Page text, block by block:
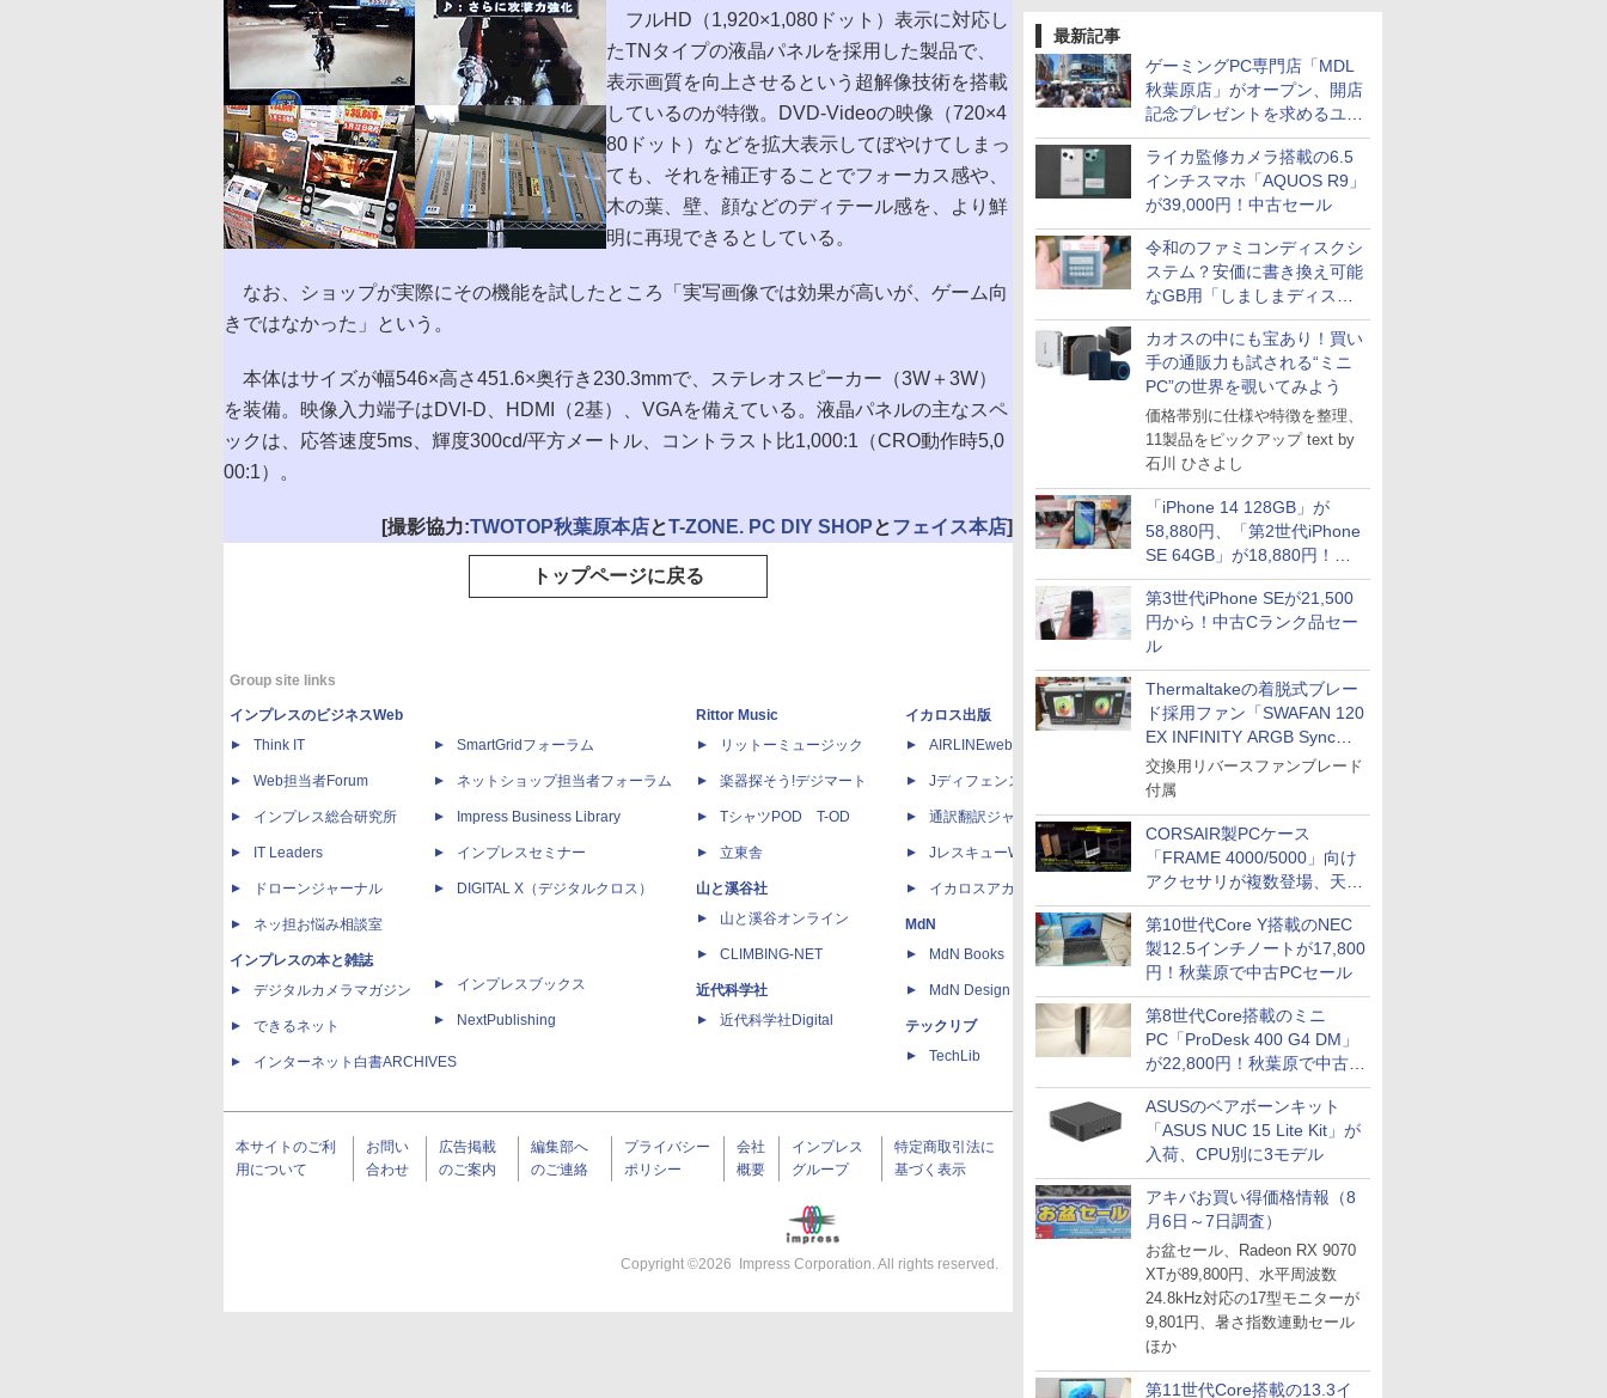
最新記事
ゲーミングPC専門店「MDL
秋葉原店」がオープン、開店
記念プレゼントを求めるユー
ザーが押し寄せ長蛇の列に
ライカ監修カメラ搭載の6.5
インチスマホ「AQUOS R9」
が39,000円！中古セール
令和のファミコンディスクシ
ステム？安価に書き換え可能
なGB用「しましまディスク
システム」
カオスの中にも宝あり！買い
手の通販力も試される“ミニ
PC”の世界を覗いてみよう
価格帯別に仕様や特徴を整理、
11製品をピックアップ text by
石川 ひさよし
「iPhone 14 128GB」が
58,880円、「第2世代iPhone
SE 64GB」が18,880円！中
古Bランク品セール
第3世代iPhone SEが21,500
円から！中古Cランク品セー
ル
Thermaltakeの着脱式ブレー
ド採用ファン「SWAFAN 120
EX INFINITY ARGB Sync」
に単品パッケージ
交換用リバースファンブレード
付属
CORSAIR製PCケース
「FRAME 4000/5000」向け
アクセサリが複数登場、天然
木製パネルや背面コネクタ対
応トレイなど
第10世代Core Y搭載のNEC
製12.5インチノートが17,800
円！秋葉原で中古PCセール
第8世代Core搭載のミニ
PC「ProDesk 400 G4 DM」
が22,800円！秋葉原で中古
PCセール
ASUSのベアボーンキット
「ASUS NUC 15 Lite Kit」が
入荷、CPU別に3モデル
アキバお買い得価格情報（8
月6日～7日調査）
お盆セール、Radeon RX 9070
XTが89,800円、水平周波数
24.8kHz対応の17型モニターが
9,801円、暑さ指数連動セール
ほか
第11世代Core搭載の13.3イ
フルHD（1,920×1,080ドット）表示に対応し
たTNタイプの液晶パネルを採用した製品で、
表示画質を向上させるという超解像技術を搭載
しているのが特徴。DVD-Videoの映像（720×4
80ドット）などを拡大表示してぼやけてしまっ
ても、それを補正することでフォーカス感や、
木の葉、壁、顔などのディテール感を、より鮮
明に再現できるとしている。
なお、ショップが実際にその機能を試したところ「実写画像では効果が高いが、ゲーム向
きではなかった」という。
本体はサイズが幅546×高さ451.6×奥行き230.3mmで、ステレオスピーカー（3W＋3W）
を装備。映像入力端子はDVI-D、HDMI（2基）、VGAを備えている。液晶パネルの主なスペ
ックは、応答速度5ms、輝度300cd/平方メートル、コントラスト比1,000:1（CRO動作時5,0
00:1）。
[撮影協力:TWOTOP秋葉原本店とT-ZONE. PC DIY SHOPとフェイス本店]
トップページに戻る
Group site links
インプレスのビジネスWeb
Think IT
Web担当者Forum
インプレス総合研究所
IT Leaders
ドローンジャーナル
ネッ担お悩み相談室
インプレスの本と雑誌
デジタルカメラマガジン
できるネット
インターネット白書ARCHIVES
SmartGridフォーラム
ネットショップ担当者フォーラム
Impress Business Library
インプレスセミナー
DIGITAL X（デジタルクロス）
インプレスブックス
NextPublishing
Rittor Music
リットーミュージック
楽器探そう!デジマート
TシャツPOD T-OD
立東舎
山と溪谷社
山と溪谷オンライン
CLIMBING-NET
近代科学社
近代科学社Digital
イカロス出版
AIRLINEweb
Jディフェンスニュース
通訳翻訳ジャーナル
JレスキューWeb
イカロスアカデミー
MdN
MdN Books
MdN Design Interactive
テックリブ
TechLib
ICE
天海社
Comic curea
impress QuickBooks
PUBFUN
パブファンセルフ
IPGネットワーク
TシャツPOD pTa.shop
カスタム写真集POD fabli
Impress Group Publication Informa
tion
本サイトのご利
用について
お問い
合わせ
広告掲載
のご案内
編集部へ
のご連絡
プライバシー
ポリシー
会社
概要
インプレス
グループ
特定商取引法に
基づく表示
Copyright ©2026 Impress Corporation. All rights reserved.